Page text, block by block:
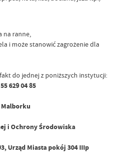
na ranne,
i może stanowić zagrożenie dla
do jednej z poniższych instytucji:
629 04 85
i Ochrony Środowiska
Urząd Miasta pokój 304 IIIp